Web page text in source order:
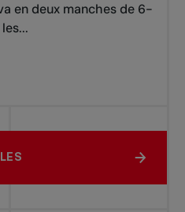
en deux manches de 6-